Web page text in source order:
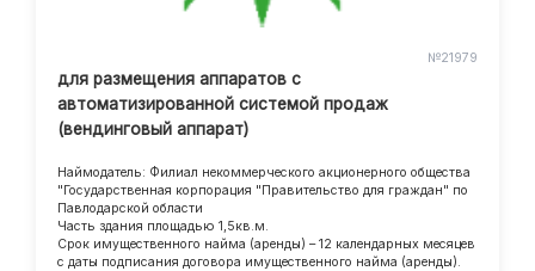
№21979
для размещения аппаратов с
автоматизированной системой продаж
(вендинговый аппарат)
Наймодатель: Филиал некоммерческого акционерного общества
"Государственная корпорация "Правительство для граждан" по
Павлодарской области
Часть здания площадью 1,5кв.м.
Срок имущественного найма (аренды) – 12 календарных месяцев
с даты подписания договора имущественного найма (аренды).